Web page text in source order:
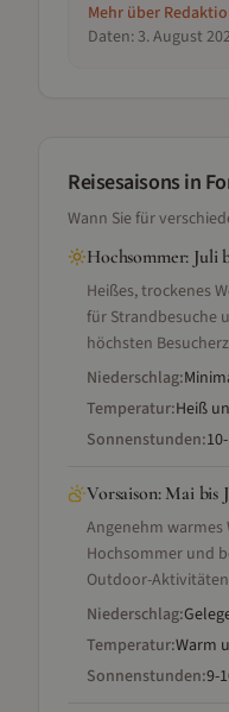
Mehr über
Daten: 3. August
Reisesaisons in
Wann Sie für
Hochsommer: Juli
Heißes, trockenes
für Strandbesuche
höchsten
Niederschlag:
Temperatur:Heiß
Sonnenstunden:
Vorsaison: Mai bis
Angenehm warmes
Hochsommer und
Outdoor-
Niederschlag:
Temperatur:Warm
Sonnenstunden:9-